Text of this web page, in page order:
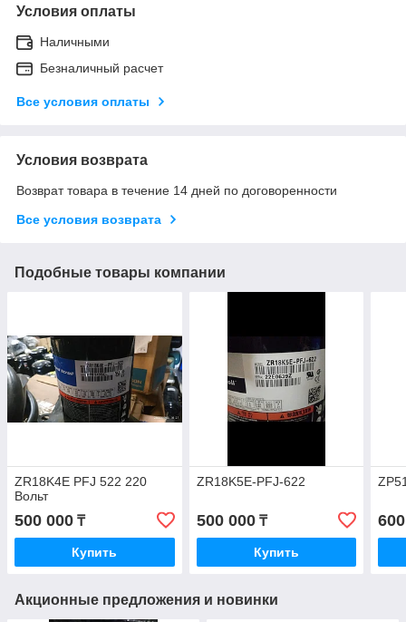
Условия оплаты
Наличными
Безналичный расчет
Все условия оплаты
Условия возврата
Возврат товара в течение 14 дней по договоренности
Все условия возврата
Подобные товары компании
ZR18K4E PFJ 522 220
Вольт
500 000 ₸
Купить
ZR18K5E-PFJ-622
500 000₸
Купить
Акционные предложения и новинки